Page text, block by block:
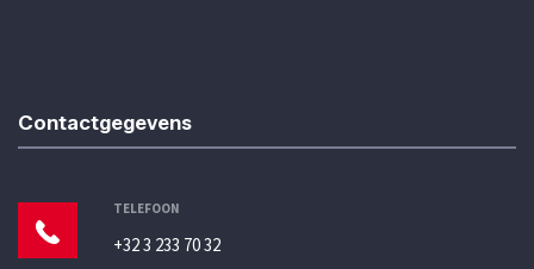
Contactgegevens
TELEFOON
+32 3 233 70 32